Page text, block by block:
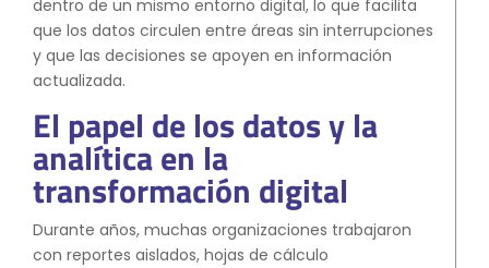
dentro de un mismo entorno digital, lo que facilita
que los datos circulen entre áreas sin interrupciones
y que las decisiones se apoyen en información
actualizada.
El papel de los datos y la
analítica en la
transformación digital
Durante años, muchas organizaciones trabajaron
con reportes aislados, hojas de cálculo